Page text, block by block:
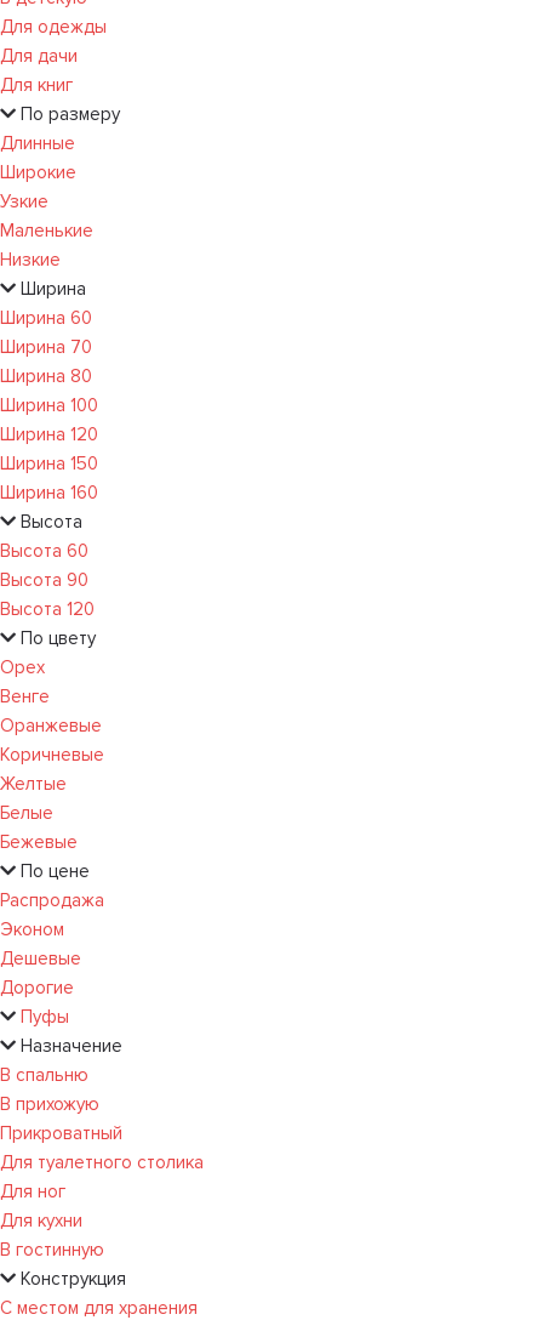
Для одежды
Для дачи
Для книг
По размеру
Длинные
Широкие
Узкие
Маленькие
Низкие
Ширина
Ширина 60
Ширина 70
Ширина 80
Ширина 100
Ширина 120
Ширина 150
Ширина 160
Высота
Высота 60
Высота 90
Высота 120
По цвету
Орех
Венге
Оранжевые
Коричневые
Желтые
Белые
Бежевые
По цене
Распродажа
Эконом
Дешевые
Дорогие
Пуфы
Назначение
В спальню
В прихожую
Прикроватный
Для туалетного столика
Для ног
Для кухни
В гостинную
Конструкция
С местом для хранения